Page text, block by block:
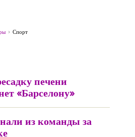
Спорт
печени
«Барселону»
из команды за